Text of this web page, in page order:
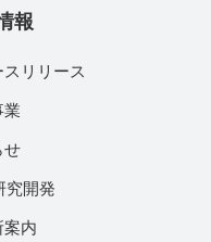
報
スリリース
業
せ
究開発
案内